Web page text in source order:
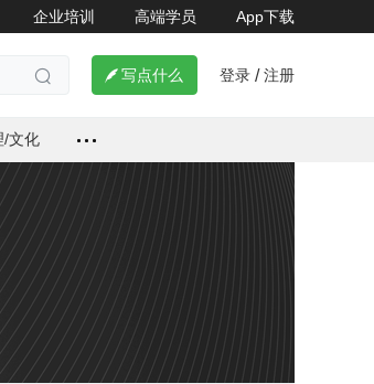
企业培训 高端学员 App下载
  写点什么 登录 / 注册
/文化